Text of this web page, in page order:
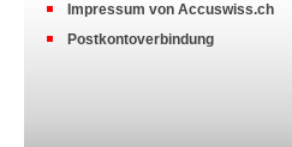
Impressum von Accuswiss.ch
Postkontoverbindung